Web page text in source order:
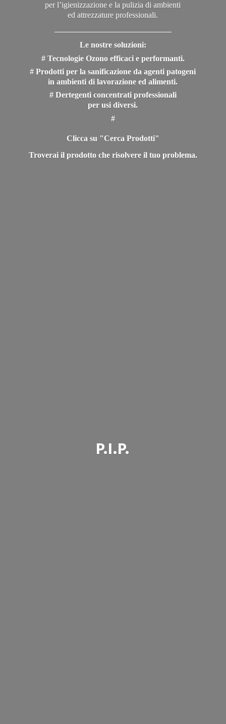
P.I.P.
per l’igienizzazione e la pulizia di ambienti
ed attrezzature professionali.
Le nostre soluzioni:
# Tecnologie Ozono efficaci e performanti.
# Prodotti per la sanificazione da agenti patogeni
in ambienti di lavorazione ed alimenti.
# Dertegenti concentrati professionali
per usi diversi.
#
Clicca su "Cerca Prodotti"
Troverai il prodotto che risolvere il tuo problema.